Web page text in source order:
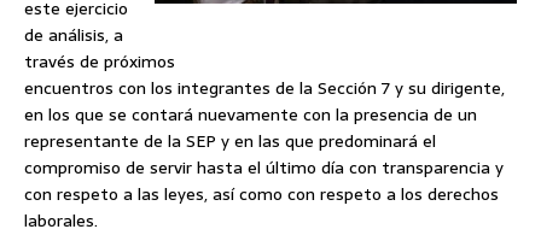
este ejercicio
de análisis, a
través de próximos
encuentros con los integrantes de la Sección 7 y su dirigente,
en los que se contará nuevamente con la presencia de un
representante de la SEP y en las que predominará el
compromiso de servir hasta el último día con transparencia y
con respeto a las leyes, así como con respeto a los derechos
laborales.